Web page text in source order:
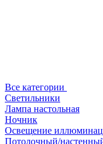
Все категории
Светильники
Лампа настольная
Ночник
Освещение
Потолочный/